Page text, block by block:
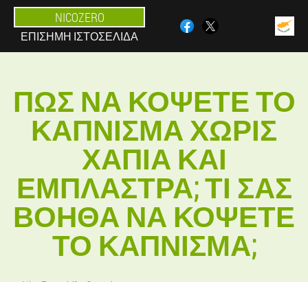
NICOZERO
ΕΠΊΣΗΜΗ ΙΣΤΟΣΕΛΊΔΑ
ΠΏΣ ΝΑ ΚΌΨΕΤΕ ΤΟ
ΚΆΠΝΙΣΜΑ ΧΩΡΊΣ
ΧΆΠΙΑ ΚΑΙ
ΈΜΠΛΑΣΤΡΑ; ΤΙ ΣΑΣ
ΒΟΗΘΆ ΝΑ ΚΌΨΕΤΕ
ΤΟ ΚΆΠΝΙΣΜΑ;